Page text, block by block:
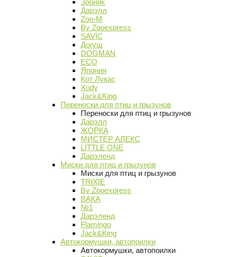
Зооник
Дарэлл
Zoo-M
By Zooexpress
SAVIC
Догуш
DOGMAN
ECO
Япония
Кот Лукас
Xody
Jack&King
Переноски для птиц и грызунов
Переноски для птиц и грызунов
Дарэлл
ЖОРКА
МИСТЕР АЛЕКС
LITTLE ONE
Дарэленд
Миски для птиц и грызунов
Миски для птиц и грызунов
TRIXIE
By Zooexpress
ВАКА
№1
Дарэленд
Flamingo
Jack&King
Автокормушки, автопоилки
Автокормушки, автопоилки